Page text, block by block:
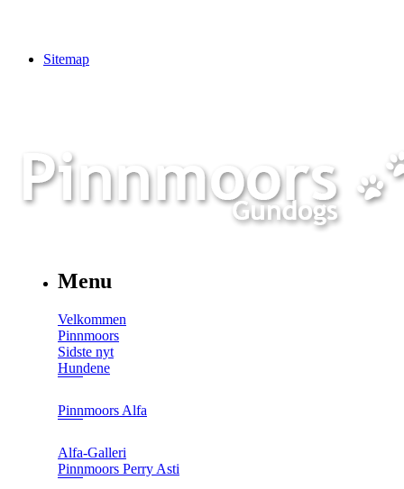
Sitemap
Menu
Velkommen
Pinnmoors
Sidste nyt
Hundene
Pinnmoors Alfa
Alfa-Galleri
Pinnmoors Perry Asti